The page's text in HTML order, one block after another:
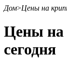
Фьючерсы
Дом>Цены на
Цены на
сегодня